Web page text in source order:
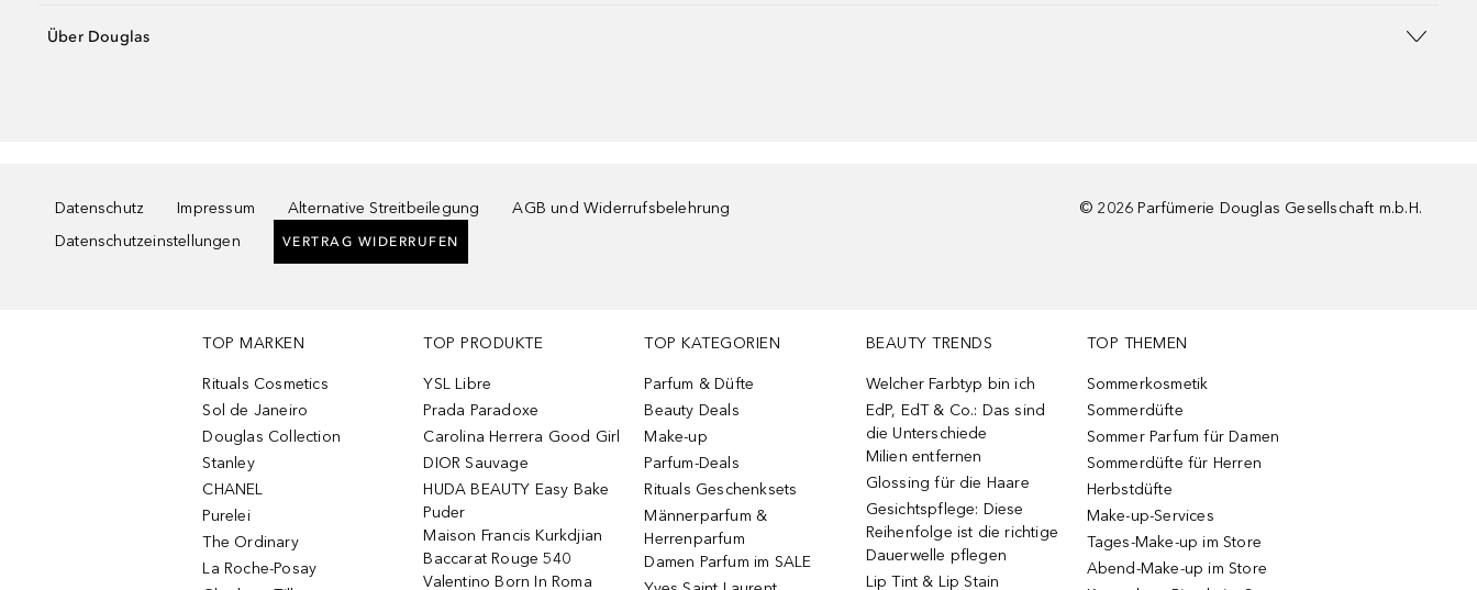
Über Douglas
Datenschutz Impressum Alternative Streitbeilegung
AGB und Widerrufsbelehrung
Datenschutzeinstellungen
VERTRAG WIDERRUFEN
© 2026 Parfümerie Douglas Gesellschaft m.b.H.
TOP MARKEN
Rituals Cosmetics
Sol de Janeiro
Douglas Collection
Stanley
CHANEL
Purelei
The Ordinary
La Roche-Posay
TOP PRODUKTE
YSL Libre
Prada Paradoxe
Carolina Herrera Good Girl
DIOR Sauvage
HUDA BEAUTY Easy Bake
Puder
Maison Francis Kurkdjian
Baccarat Rouge 540
Valentino Born In Roma
TOP KATEGORIEN
Parfum & Düfte
Beauty Deals
Make-up
Parfum-Deals
Rituals Geschenksets
Männerparfum &
Herrenparfum
Damen Parfum im SALE
BEAUTY TRENDS
Welcher Farbtyp bin ich
EdP, EdT & Co.: Das sind
die Unterschiede
Milien entfernen
Glossing für die Haare
Gesichtspflege: Diese
Reihenfolge ist die richtige
Dauerwelle pflegen
Lip Tint & Lip Stain
TOP THEMEN
Sommerkosmetik
Sommerdüfte
Sommer Parfum für Damen
Sommerdüfte für Herren
Herbstdüfte
Make-up-Services
Tages-Make-up im Store
Abend-Make-up im Store